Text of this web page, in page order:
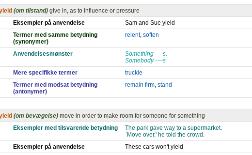
(om tilstand) give in, as to influence or pressure
Eksempler på anvendelse
Sam and Sue yield
Termer med samme betydning
(synonymer)
relent, soften
Anvendelsesmønster
Something ----s.
Somebody ----s
Mere specifikke termer
truckle
Termer med modsat betydning
(antonymer)
remain firm, stand
(om bevægelse) move in order to make room for someone for something
Eksempler med tilsvarende betydning
The park gave way to a supermarket.
`Move over,' he told the crowd.
Eksempler på anvendelse
These cars won't yield